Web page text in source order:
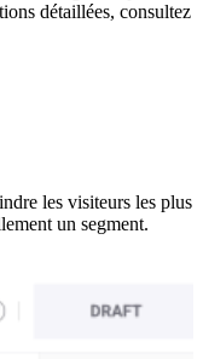
détaillées, consultez
les visiteurs les plus
un segment.